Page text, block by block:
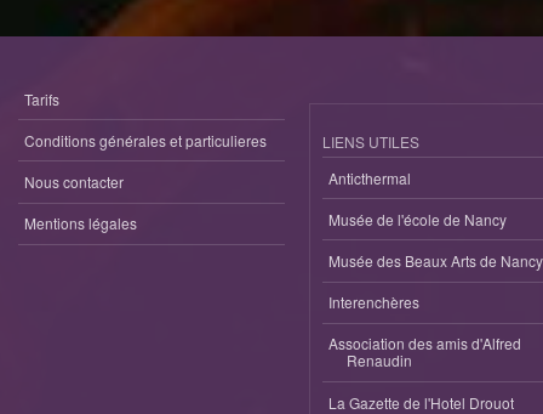
Tarifs
Conditions générales et particulieres
Nous contacter
Mentions légales
LIENS UTILES
Anticthermal
Musée de l'école de Nancy
Musée des Beaux Arts de Nancy
Interenchères
Association des amis d'Alfred
Renaudin
La Gazette de l'Hotel Drouot